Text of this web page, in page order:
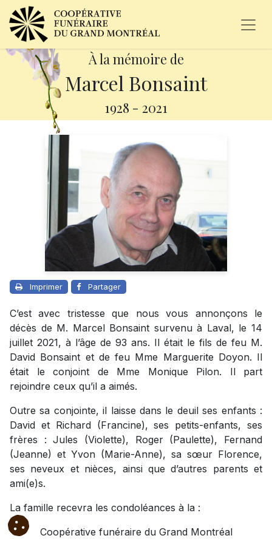
À la mémoire de
Marcel Bonsaint
1928 - 2021
Imprimer Partager
C’est avec tristesse que nous vous annonçons le
décès de M. Marcel Bonsaint survenu à Laval, le 14
juillet 2021, à l’âge de 93 ans. Il était le fils de feu M.
David Bonsaint et de feu Mme Marguerite Doyon. Il
était le conjoint de Mme Monique Pilon. Il part
rejoindre ceux qu’il a aimés.
Outre sa conjointe, il laisse dans le deuil ses enfants :
David et Richard (Francine), ses petits-enfants, ses
frères : Jules (Violette), Roger (Paulette), Fernand
(Jeanne) et Yvon (Marie-Anne), sa sœur Florence,
ses neveux et nièces, ainsi que d’autres parents et
ami(e)s.
La famille recevra les condoléances à la :
Coopérative funéraire du Grand Montréal